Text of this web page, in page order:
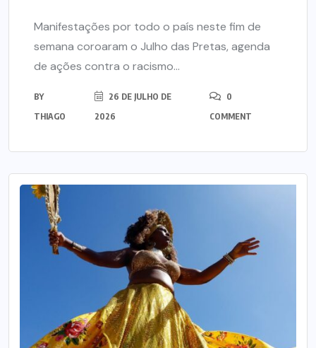
Manifestações por todo o país neste fim de
semana coroaram o Julho das Pretas, agenda
de ações contra o racismo...
BY
THIAGO
26 DE JULHO DE
2026
0
COMMENT